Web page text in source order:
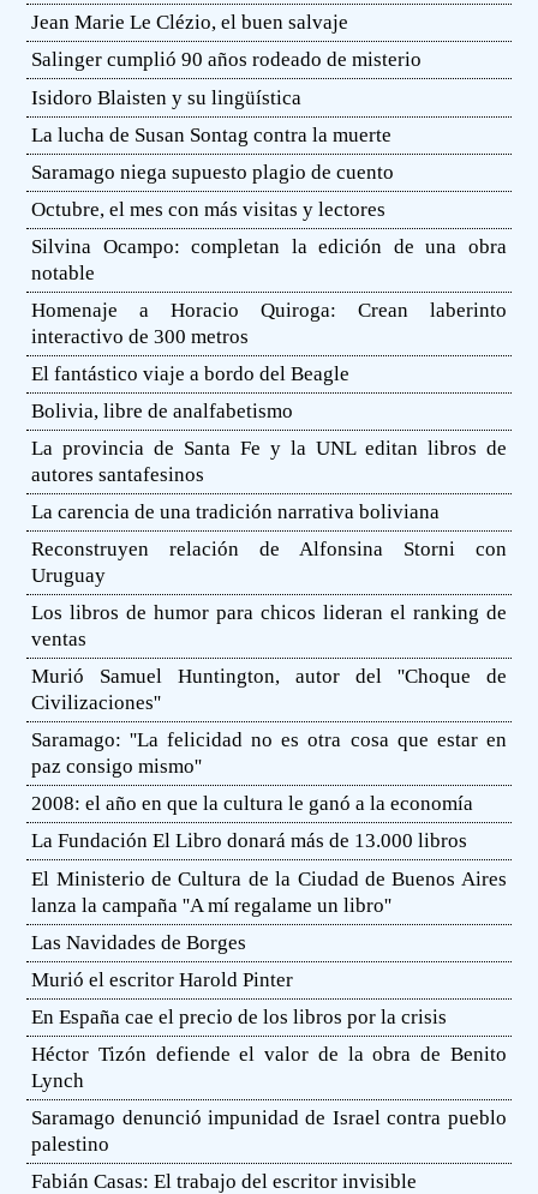
Jean Marie Le Clézio, el buen salvaje
Salinger cumplió 90 años rodeado de misterio
Isidoro Blaisten y su lingüística
La lucha de Susan Sontag contra la muerte
Saramago niega supuesto plagio de cuento
Octubre, el mes con más visitas y lectores
Silvina Ocampo: completan la edición de una obra
notable
Homenaje a Horacio Quiroga: Crean laberinto
interactivo de 300 metros
El fantástico viaje a bordo del Beagle
Bolivia, libre de analfabetismo
La provincia de Santa Fe y la UNL editan libros de
autores santafesinos
La carencia de una tradición narrativa boliviana
Reconstruyen relación de Alfonsina Storni con
Uruguay
Los libros de humor para chicos lideran el ranking de
ventas
Murió Samuel Huntington, autor del ''Choque de
Civilizaciones''
Saramago: ''La felicidad no es otra cosa que estar en
paz consigo mismo''
2008: el año en que la cultura le ganó a la economía
La Fundación El Libro donará más de 13.000 libros
El Ministerio de Cultura de la Ciudad de Buenos Aires
lanza la campaña ''A mí regalame un libro''
Las Navidades de Borges
Murió el escritor Harold Pinter
En España cae el precio de los libros por la crisis
Héctor Tizón defiende el valor de la obra de Benito
Lynch
Saramago denunció impunidad de Israel contra pueblo
palestino
Fabián Casas: El trabajo del escritor invisible